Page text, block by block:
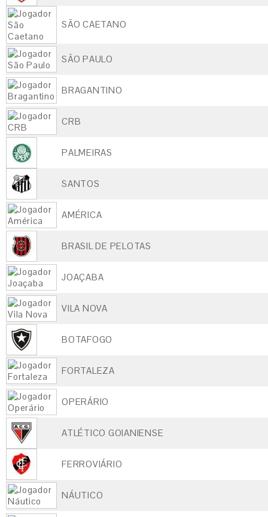
SÃO CAETANO
SÃO PAULO
BRAGANTINO
CRB
PALMEIRAS
SANTOS
AMÉRICA
BRASIL DE PELOTAS
JOAÇABA
VILA NOVA
BOTAFOGO
FORTALEZA
OPERÁRIO
ATLÉTICO GOIANIENSE
FERROVIÁRIO
NÁUTICO